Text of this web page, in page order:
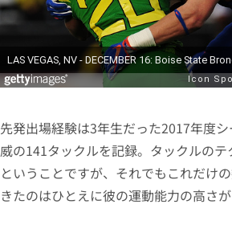
先発出場経験は3年生だった2017年度
威の141タックルを記録。タックルの
ということですが、それでもこれだけ
きたのはひとえに彼の運動能力の高さ